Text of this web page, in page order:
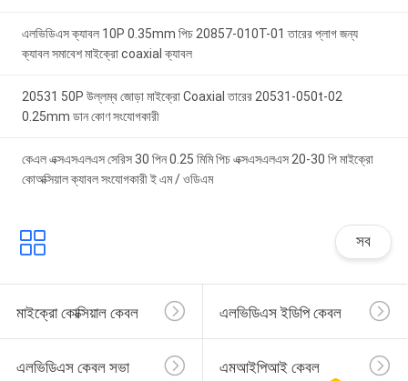
এলভিডিএস ক্যাবল 10P 0.35mm পিচ 20857-010T-01 তারের প্লাগ জন্য
ক্যাবল সমাবেশ মাইক্রো coaxial ক্যাবল
20531 50P উল্লম্ব জোড়া মাইক্রো Coaxial তারের 20531-050t-02
0.25mm ডান কোণ সংযোগকারী
কেএল এক্সএসএলএস সেরিস 30 পিন 0.25 মিমি পিচ এক্সএসএলএস 20-30 পি মাইক্রো
কোঅক্সিয়াল ক্যাবল সংযোগকারী ই এম / ওডিএম
সব
মাইক্রো কোক্সিয়াল কেবল এলভিডিএস ইডিপি কেবল
এলভিডিএস কেবল সভা এমআইপিআই কেবল